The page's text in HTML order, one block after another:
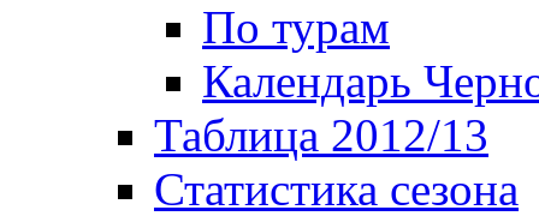
По турам
Календарь
Таблица 2012/13
Статистика сезона